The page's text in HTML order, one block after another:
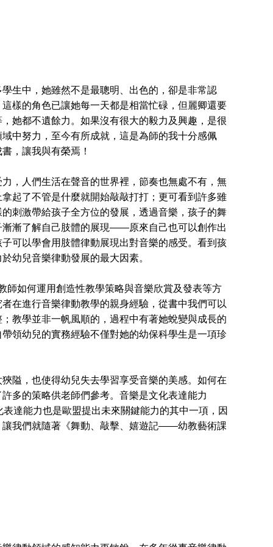
中，她雖然不是最聰明、出色的，卻是非常認
樣的角色已讓她每一天都是相當忙碌，但麗卿還要
她都不遺餘力。如果沒有很大的毅力及興趣，是很
中努力，至今有所成就，這是為師的我十分感佩
，讓我與有榮焉！
人們生活在聲音的世界裡，節奏也無處不有，無
起了不管是什麼就開始敲敲打打；更可看到許多雖
刺激帶給孩子全方位的發展，透過音樂，孩子的舞
漸了解自己肢體的展現——原來自己也可以創作出
可以學會用肢體律動展現出對音樂的感受。看到孩
幼兒音樂律動發展的最大因素。
如何運用創造性教學策略與音樂欣賞及發表等方
在進行音樂律動教學的親身經驗，從書中我們可以
教學並非一帆風順的，過程中有著她蛻變與成長的
領幼兒的實務經驗不僅對她的幼保科學生是一項珍
，也使得幼兒失去學習享受音樂的美感。如何在
多的策略供老師們參考。音樂是文化表達能力
達能力也是歐盟提出未來關鍵能力的其中一項，因
讓我們就隨著《舞動、敲擊、嬉遊記——幼教藝術課